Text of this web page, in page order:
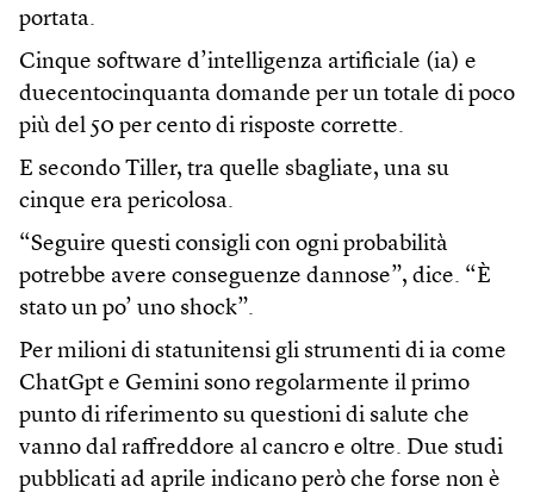
portata.
Cinque software d’intelligenza artificiale (ia) e
duecentocinquanta domande per un totale di poco
più del 50 per cento di risposte corrette.
E secondo Tiller, tra quelle sbagliate, una su
cinque era pericolosa.
“Seguire questi consigli con ogni probabilità
potrebbe avere conseguenze dannose”, dice. “È
stato un po’ uno shock”.
Per milioni di statunitensi gli strumenti di ia come
ChatGpt e Gemini sono regolarmente il primo
punto di riferimento su questioni di salute che
vanno dal raffreddore al cancro e oltre. Due studi
pubblicati ad aprile indicano però che forse non è